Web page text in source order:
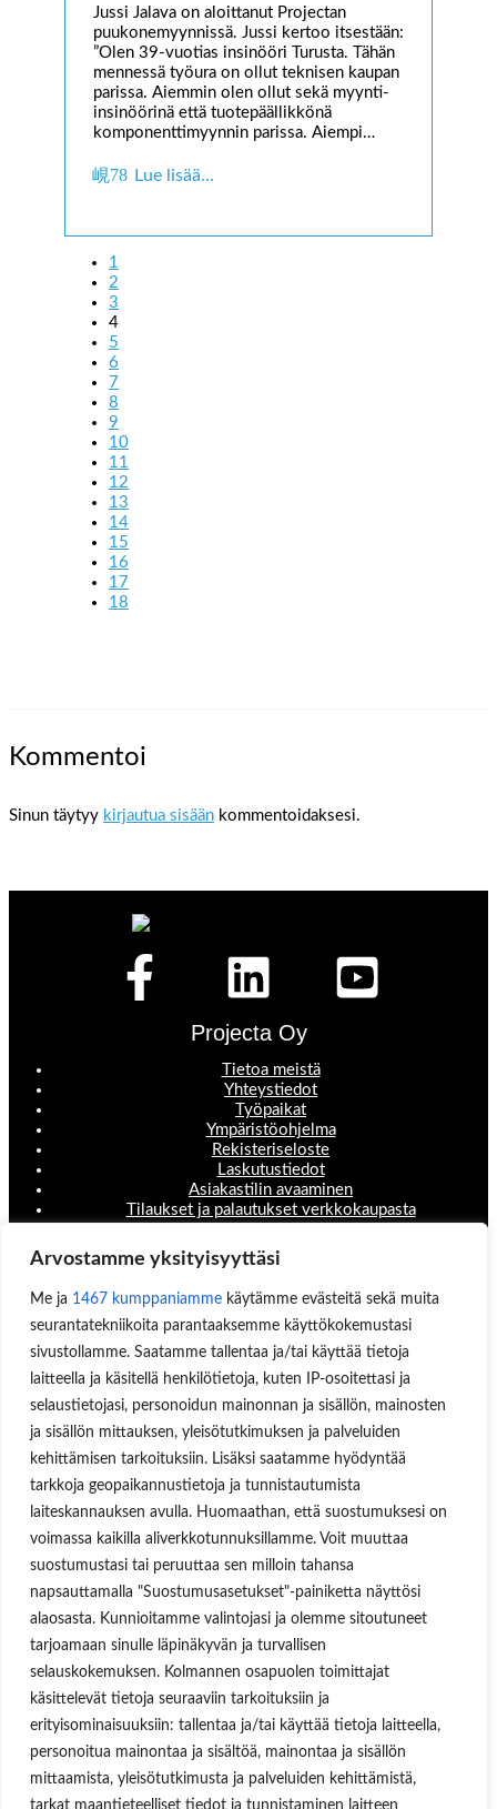
Arvostamme yksityisyyttäsi
Me ja 1467 kumppaniamme käytämme evästeitä sekä muita
seurantatekniikoita parantaaksemme käyttökokemustasi
sivustollamme. Saatamme tallentaa ja/tai käyttää tietoja
laitteella ja käsitellä henkilötietoja, kuten IP-osoitettasi ja
selaustietojasi, personoidun mainonnan ja sisällön, mainosten
ja sisällön mittauksen, yleisötutkimuksen ja palveluiden
kehittämisen tarkoituksiin. Lisäksi saatamme hyödyntää
tarkkoja geopaikannustietoja ja tunnistautumista
laiteskannauksen avulla. Huomaathan, että suostumuksesi on
voimassa kaikilla aliverkkotunnuksillamme. Voit muuttaa
suostumustasi tai peruuttaa sen milloin tahansa
napsauttamalla "Suostumusasetukset"-painiketta näyttösi
alaosasta. Kunnioitamme valintojasi ja olemme sitoutuneet
tarjoamaan sinulle läpinäkyvän ja turvallisen
selauskokemuksen. Kolmannen osapuolen toimittajat
käsittelevät tietoja seuraaviin tarkoituksiin ja
erityisominaisuuksiin: tallentaa ja/tai käyttää tietoja laitteella,
personoitua mainontaa ja sisältöä, mainontaa ja sisällön
mittaamista, yleisötutkimusta ja palveluiden kehittämistä,
tarkat maantieteelliset tiedot ja tunnistaminen laitteen
Jussi Jalava on aloittanut Projectan
puukonemyynnissä. Jussi kertoo itsestään:
”Olen 39-vuotias insinööri Turusta. Tähän
mennessä työura on ollut teknisen kaupan
parissa. Aiemmin olen ollut sekä myynti-
insinöörinä että tuotepäällikkönä
komponenttimyynnin parissa. Aiempi…
Lue lisää…
1
2
3
4
5
6
7
8
9
10
11
12
13
14
15
16
17
18
Kommentoi
Sinun täytyy kirjautua sisään kommentoidaksesi.
Projecta Oy
Tietoa meistä
Yhteystiedot
Työpaikat
Ympäristöohjelma
Rekisteriseloste
Laskutustiedot
Asiakastilin avaaminen
Tilaukset ja palautukset verkkokaupasta
Valikko
Teollisuustuotteet
Hinnastot & esitteet
Huoltopalvelut
Hae sivuilta
Aukioloajat
Ma-Pe 8:00-16.00
OSOITE
Lukkosepänkatu 14, 20320 Turku
Käyttäjätunnus tai sähköpostiosoite
Salasana
Muista minut